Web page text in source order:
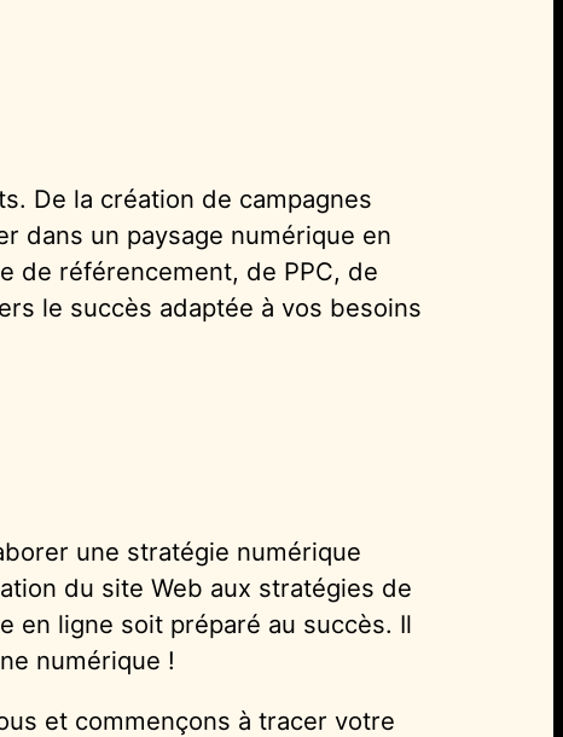
De la création de campagnes
dans un paysage numérique en
de référencement, de PPC, de
le succès adaptée à vos besoins
une stratégie numérique
du site Web aux stratégies de
en ligne soit préparé au succès. Il
numérique !
et commençons à tracer votre